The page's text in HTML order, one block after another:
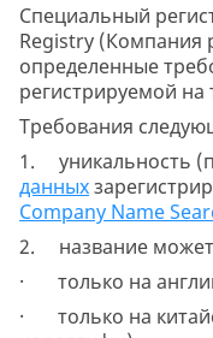
Специальный
Registry (Компания
определенные
регистрируемой на
Требования
1. уникальность
данных
Company Name
2. название может
· только на
· только на